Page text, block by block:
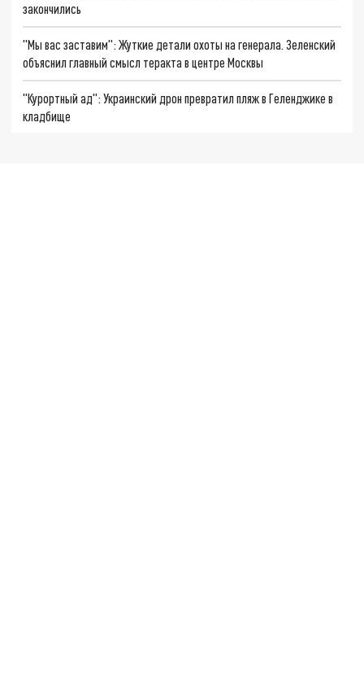
закончились
"Мы вас заставим": Жуткие детали охоты на генерала. Зеленский
объяснил главный смысл теракта в центре Москвы
"Курортный ад": Украинский дрон превратил пляж в Геленджике в
кладбище